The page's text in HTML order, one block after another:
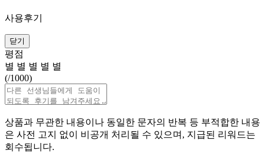
사용후기
닫기
평점
별 별 별 별 별
(/1000)
상품과 무관한 내용이나 동일한 문자의 반복 등 부적합한 내용
은 사전 고지 없이 비공개 처리될 수 있으며, 지급된 리워드는
회수됩니다.